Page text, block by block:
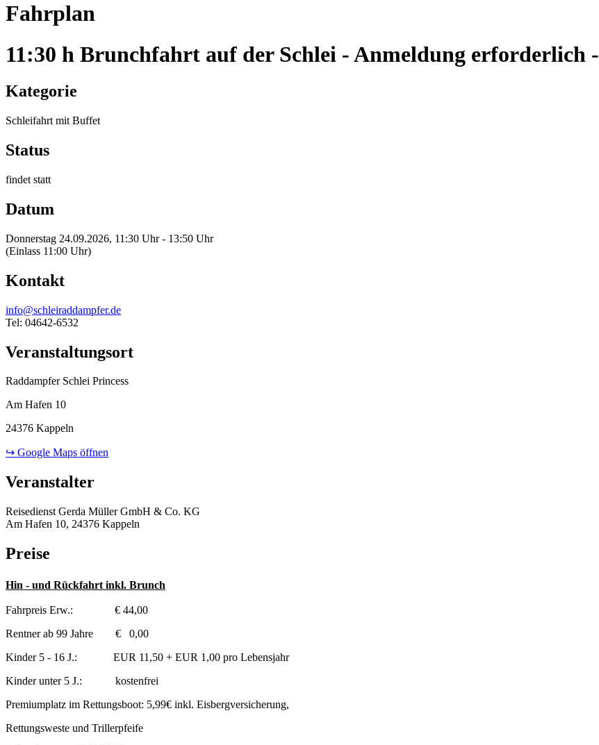
Fahrplan
11:30 h Brunchfahrt auf der Schlei - Anmeldung erforderlich -
Kategorie
Schleifahrt mit Buffet
Status
findet statt
Datum
Donnerstag 24.09.2026, 11:30 Uhr - 13:50 Uhr
(Einlass 11:00 Uhr)
Kontakt
info@schleiraddampfer.de
Tel: 04642-6532
Veranstaltungsort
Raddampfer Schlei Princess
Am Hafen 10
24376 Kappeln
↪ Google Maps öffnen
Veranstalter
Reisedienst Gerda Müller GmbH & Co. KG
Am Hafen 10, 24376 Kappeln
Preise
Hin - und Rückfahrt inkl. Brunch
Fahrpreis Erw.: € 44,00
Rentner ab 99 Jahre € 0,00
Kinder 5 - 16 J.: EUR 11,50 + EUR 1,00 pro Lebensjahr
Kinder unter 5 J.: kostenfrei
Premiumplatz im Rettungsboot: 5,99€ inkl. Eisbergversicherung,
Rettungsweste und Trillerpfeife